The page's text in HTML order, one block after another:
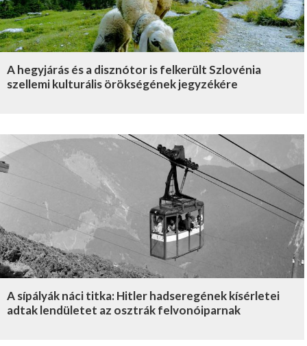
A hegyjárás és a disznótor is felkerült Szlovénia
szellemi kulturális örökségének jegyzékére
A sípályák náci titka: Hitler hadseregének kísérletei
adtak lendületet az osztrák felvonóiparnak